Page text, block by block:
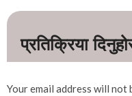
Your email address will not